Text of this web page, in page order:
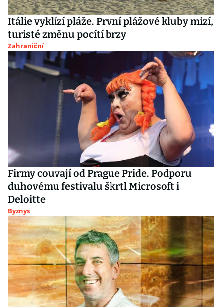
Itálie vyklízí pláže. První plážové kluby mizí,
turisté změnu pocítí brzy
Zahraniční
Firmy couvají od Prague Pride. Podporu
duhovému festivalu škrtl Microsoft i
Deloitte
Byznys